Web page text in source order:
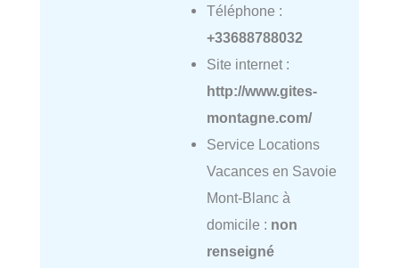
Téléphone :
+33688788032
Site internet :
http://www.gites-
montagne.com/
Service Locations
Vacances en Savoie
Mont-Blanc à
domicile : non
renseigné